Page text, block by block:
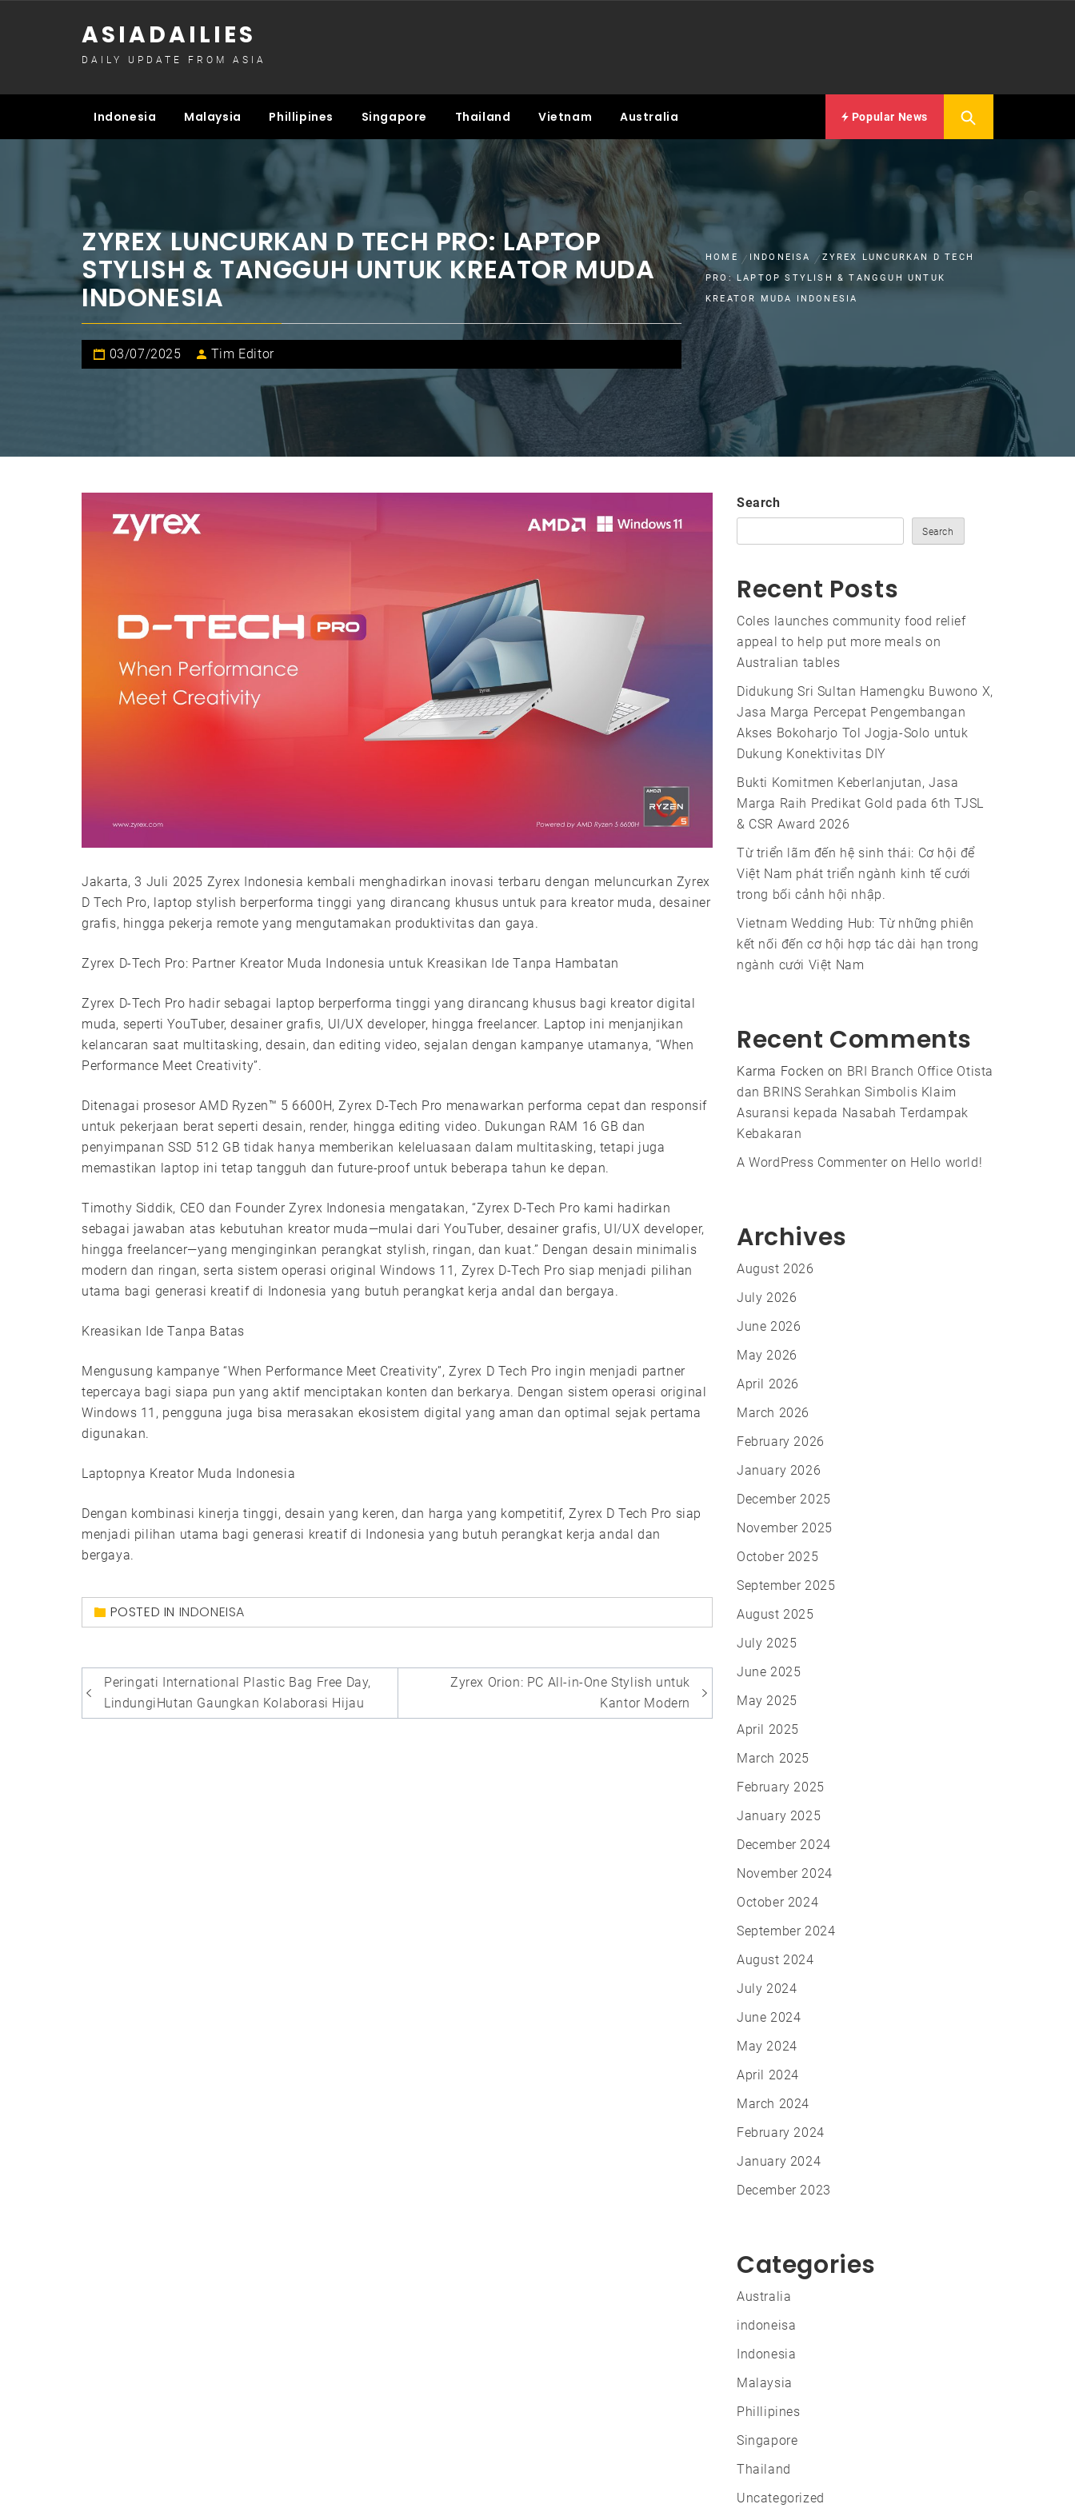
ASIADAILIES
DAILY UPDATE FROM ASIA
Indonesia Malaysia Phillipines Singapore Thailand Vietnam Australia Popular News
ZYREX LUNCURKAN D TECH PRO: LAPTOP
STYLISH & TANGGUH UNTUK KREATOR MUDA
INDONESIA
03/07/2025 Tim Editor
HOME INDONEISA
ZYREX LUNCURKAN D TECH
PRO: LAPTOP STYLISH & TANGGUH UNTUK
KREATOR MUDA INDONESIA
Jakarta, 3 Juli 2025 Zyrex Indonesia kembali menghadirkan inovasi terbaru dengan meluncurkan Zyrex
D Tech Pro, laptop stylish berperforma tinggi yang dirancang khusus untuk para kreator muda, desainer
grafis, hingga pekerja remote yang mengutamakan produktivitas dan gaya.
Zyrex D-Tech Pro: Partner Kreator Muda Indonesia untuk Kreasikan Ide Tanpa Hambatan
Zyrex D-Tech Pro hadir sebagai laptop berperforma tinggi yang dirancang khusus bagi kreator digital
muda, seperti YouTuber, desainer grafis, UI/UX developer, hingga freelancer. Laptop ini menjanjikan
kelancaran saat multitasking, desain, dan editing video, sejalan dengan kampanye utamanya, “When
Performance Meet Creativity”.
Ditenagai prosesor AMD Ryzen™ 5 6600H, Zyrex D-Tech Pro menawarkan performa cepat dan responsif
untuk pekerjaan berat seperti desain, render, hingga editing video. Dukungan RAM 16 GB dan
penyimpanan SSD 512 GB tidak hanya memberikan keleluasaan dalam multitasking, tetapi juga
memastikan laptop ini tetap tangguh dan future-proof untuk beberapa tahun ke depan.
Timothy Siddik, CEO dan Founder Zyrex Indonesia mengatakan, “Zyrex D-Tech Pro kami hadirkan
sebagai jawaban atas kebutuhan kreator muda—mulai dari YouTuber, desainer grafis, UI/UX developer,
hingga freelancer—yang menginginkan perangkat stylish, ringan, dan kuat.” Dengan desain minimalis
modern dan ringan, serta sistem operasi original Windows 11, Zyrex D-Tech Pro siap menjadi pilihan
utama bagi generasi kreatif di Indonesia yang butuh perangkat kerja andal dan bergaya.
Kreasikan Ide Tanpa Batas
Mengusung kampanye “When Performance Meet Creativity”, Zyrex D Tech Pro ingin menjadi partner
tepercaya bagi siapa pun yang aktif menciptakan konten dan berkarya. Dengan sistem operasi original
Windows 11, pengguna juga bisa merasakan ekosistem digital yang aman dan optimal sejak pertama
digunakan.
Laptopnya Kreator Muda Indonesia
Dengan kombinasi kinerja tinggi, desain yang keren, dan harga yang kompetitif, Zyrex D Tech Pro siap
menjadi pilihan utama bagi generasi kreatif di Indonesia yang butuh perangkat kerja andal dan
bergaya.
POSTED IN INDONEISA
Post
navigation
Peringati International Plastic Bag Free Day,
LindungiHutan Gaungkan Kolaborasi Hijau
Zyrex Orion: PC All-in-One Stylish untuk
Kantor Modern
Search
Search
Recent Posts
Coles launches community food relief
appeal to help put more meals on
Australian tables
Didukung Sri Sultan Hamengku Buwono X,
Jasa Marga Percepat Pengembangan
Akses Bokoharjo Tol Jogja-Solo untuk
Dukung Konektivitas DIY
Bukti Komitmen Keberlanjutan, Jasa
Marga Raih Predikat Gold pada 6th TJSL
& CSR Award 2026
Từ triển lãm đến hệ sinh thái: Cơ hội để
Việt Nam phát triển ngành kinh tế cưới
trong bối cảnh hội nhập.
Vietnam Wedding Hub: Từ những phiên
kết nối đến cơ hội hợp tác dài hạn trong
ngành cưới Việt Nam
Recent Comments
Karma Focken on BRI Branch Office Otista
dan BRINS Serahkan Simbolis Klaim
Asuransi kepada Nasabah Terdampak
Kebakaran
A WordPress Commenteron Hello world!
Archives
August 2026
July 2026
June 2026
May 2026
April 2026
March 2026
February 2026
January 2026
December 2025
November 2025
October 2025
September 2025
August 2025
July 2025
June 2025
May 2025
April 2025
March 2025
February 2025
January 2025
December 2024
November 2024
October 2024
September 2024
August 2024
July 2024
June 2024
May 2024
April 2024
March 2024
February 2024
January 2024
December 2023
Categories
Australia
indoneisa
Indonesia
Malaysia
Phillipines
Singapore
Thailand
Uncategorized